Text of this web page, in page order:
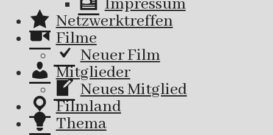
Impressum
Netzwerktreffen
Filme
Neuer Film
Mitglieder
Neues Mitglied
Filmland
Thema